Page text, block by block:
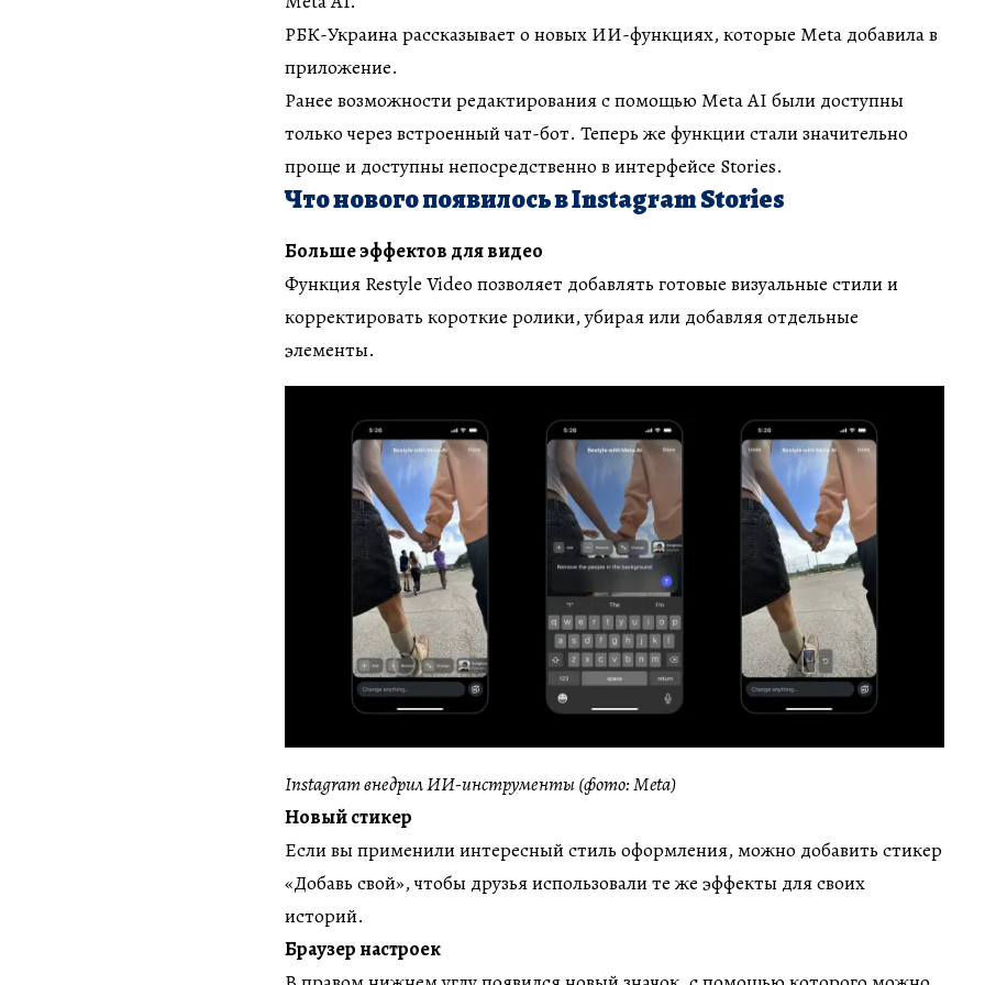
РБК-Украина рассказывает о новых ИИ-функциях, которые Meta добавила в
приложение.
Ранее возможности редактирования с помощью Meta AI были доступны
только через встроенный чат-бот. Теперь же функции стали значительно
проще и доступны непосредственно в интерфейсе Stories.
Что нового появилось в Instagram Stories
Больше эффектов для видео
Функция Restyle Video позволяет добавлять готовые визуальные стили и
корректировать короткие ролики, убирая или добавляя отдельные
элементы.
Instagram внедрил ИИ-инструменты (фото: Meta)
Новый стикер
Если вы применили интересный стиль оформления, можно добавить стикер
«Добавь свой», чтобы друзья использовали те же эффекты для своих
историй.
Браузер настроек